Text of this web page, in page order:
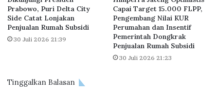
a
h
,
A
d
a
k
Prabowo, Puri Delta City
Side Catat Lonjakan
Penjualan Rumah Subsidi
30 Juli 2026 21:39
Capai Target 15.000 FLPP,
Pengembang Nilai KUR
Perumahan dan Insentif
Pemerintah Dongkrak
Penjualan Rumah Subsidi
30 Juli 2026 21:23
Tinggalkan Balasan